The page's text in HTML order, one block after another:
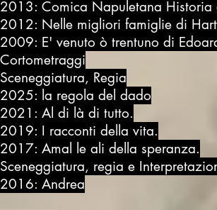
2013: Comica Napuletana
2012: Nelle migliori famiglie di
2009: E' venuto ò trentuno di
Cortometraggi
Sceneggiatura, Regia
2025: la regola del dado
2021: Al di là di tutto.
2019: I racconti della vita.
2017: Amal le ali della speranza.
Sceneggiatura, regia e
2016: Andrea